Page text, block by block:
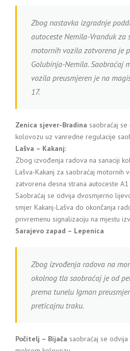
Zbog nastavka izgradnje
autoceste Nemila-Vranduk za
motornih vozila zatvorena je
Golubinja-Nemila. Saobraćaj
vozila preusmjeren je na
17.
Zenica sjever-Bradina saobraćaj
kolovozu uz vanredne regulacije
Lašva – Kakanj:
Zbog izvođenja radova na sanaciji
Lašva-Kakanj za saobraćaj motornih
zatvorena desna strana autoceste A1
Saobraćaj se odvija dvosmjerno
smjer Kakanj-Lašva do okončanja
privremenu signalizaciju na mjestu
Sarajevo zapad – Lepenica
Zbog izvođenja radova na
okolnog tla saobraćaj je od
prema tunelu Igman
preticajnu traku.
Počitelj – Bijača saobraćaj se